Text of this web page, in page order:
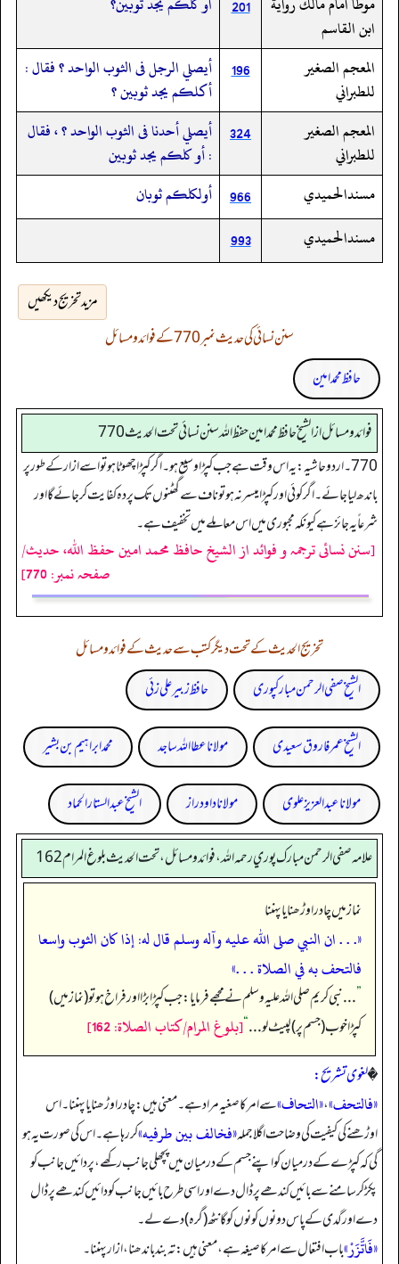
ابن القاسم
201
المعجم الصغير
للطبراني
196
أيصلي الرجل فى الثوب الواحد ؟ فقال :
أكلكم يجد ثوبين ؟
المعجم الصغير
للطبراني
324
أيصلي أحدنا فى الثوب الواحد ؟ ، فقال
: أو كلكم يجد ثوبين
مسندالحميدي
966
أولكلكم ثوبان
مسندالحميدي
993
مزید تخریج دیکھیں
سنن نسائی کی حدیث نمبر 770 کے فوائد و مسائل
حافظ محمد امین
فوائد ومسائل از الشيخ حافظ محمد امين حفظ الله سنن نسائي تحت الحديث 770
770 ۔ اردو حاشیہ: یہ اس وقت ہے جب کپڑا وسیع ہو۔ اگر کپڑا چھوٹا ہو تو اسے ازار کے طور پر
باندھ لیا جائے۔ اگر کوئی اور کپڑا میسر نہ ہو تو ناف سے گھٹنوں تک پردہ کفایت کر جائے گا اور
شرعاً یہ جائز ہے کیونکہ مجبوری میں اس معاملے میں تخفیف ہے۔
[سنن نسائی ترجمہ و فوائد از الشیخ حافظ محمد امین حفظ اللہ، حدیث/
صفحہ نمبر: 770]
تخریج الحدیث کے تحت دیگر کتب سے حدیث کے فوائد و مسائل
الشیخ صفی الرحمن مبارکپوری
حافظ زبیر علی زئی
الشیخ عمر فاروق سعیدی مولانا عطا اللہ ساجد محمد ابراہیم بن بشیر
مولانا عبد العزیز علوی مولانا داود راز الشیخ عبدالستار الحماد
علامه صفي الرحمن مبارك پوري رحمه الله، فوائد و مسائل، تحت الحديث بلوغ المرام 162
نماز میں چادر اوڑھنا یا پہننا
«. . . ان النبي صلى الله عليه وآله وسلم قال له: ‏‏‏‏إذا كان الثوب واسعا
فالتحف به في الصلاة . . .»
”. . . نبی کریم صلی اللہ علیہ وسلم نے مجھے فرمایا: جب کپڑا بڑا اور فراخ ہو تو (نماز میں)
کپڑا خوب (جسم پر) لپیٹ لو . . .“[بلوغ المرام/كتاب الصلاة: 162]
�لغوی تشریح:
«فالتحف»،«التحاف»سے امر کا صغیہ مراد ہے۔ معنی ہیں: چادر اوڑھنا یا پہننا۔ اس
اوڑھنے کی کیفیت کی وضاحت اگلا جملہ«فخالف بين طرفيه»کر رہا ہے۔ اس کی صورت یہ ہو
گی کہ کپڑے کے درمیان کو اپنے جسم کے درمیان میں پچھلی جانب رکھے، پر دائیں جانب کو
پکڑ کر سامنے سے بائیں کندھے پر ڈال دے اور اسی طرح بائیں جانب کو دائیں کندھے پر ڈال
دے اور گدی کے پاس دونوں کونوں کو گانٹھ (گرہ) دے لے۔
«فَاتَّزَرْ»باب افتعال سے امر کا صیغہ ہے، معنی ہیں: تہ بند باندھنا، ازار پہننا۔